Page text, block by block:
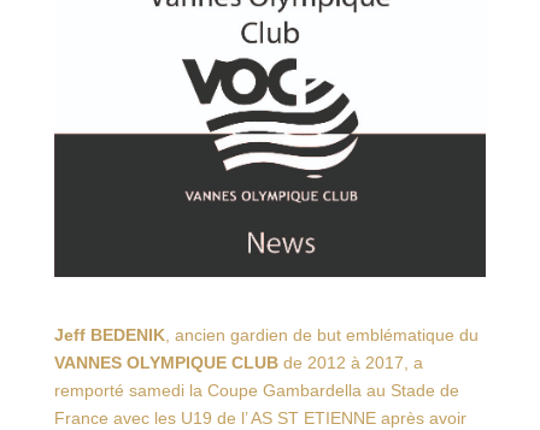
Jeff BEDENIK, ancien gardien de but emblématique du
VANNES OLYMPIQUE CLUB de 2012 à 2017, a
remporté samedi la Coupe Gambardella au Stade de
France avec les U19 de l’ AS ST ETIENNE après avoir